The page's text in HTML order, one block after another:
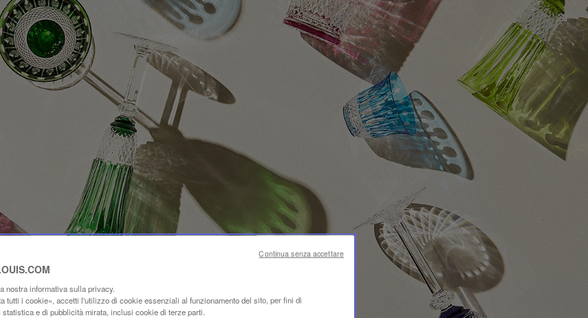
nostra informativa sulla privacy.
tutti i cookie», accetti l'utilizzo di cookie essenziali al funzionamento del sito, per fini di
e di pubblicità mirata, inclusi cookie di terze parti.
Continua senza accettare